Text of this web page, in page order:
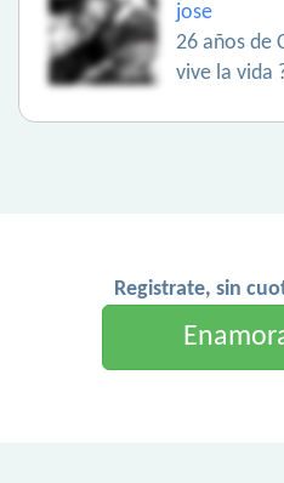
jose
26 años de
vive la vida
Registrate, sin